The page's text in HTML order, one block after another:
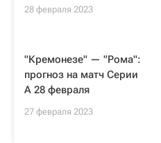
28 февраля 2023
"Кремонезе" — "Рома":
прогноз на матч Серии
А 28 февраля
27 февраля 2023